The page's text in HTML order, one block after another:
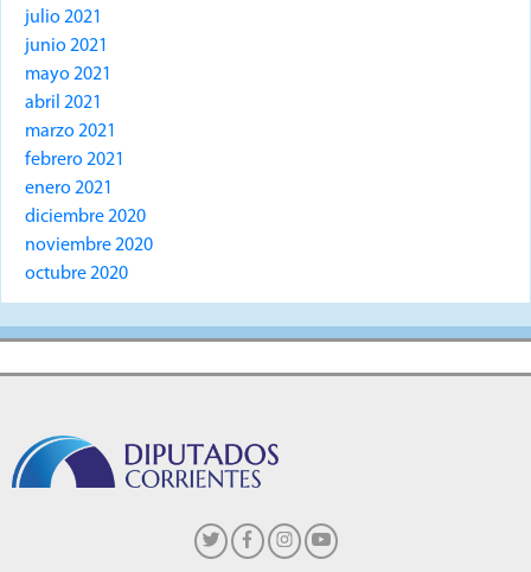
julio 2021
junio 2021
mayo 2021
abril 2021
marzo 2021
febrero 2021
enero 2021
diciembre 2020
noviembre 2020
octubre 2020